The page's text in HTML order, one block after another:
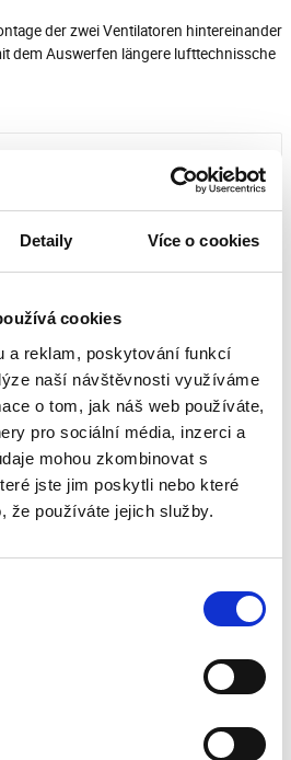
Detaily Více o cookies
cookies
a reklam, poskytování funkcí
naší návštěvnosti využíváme
o tom, jak náš web používáte,
pro sociální média, inzerci a
mohou zkombinovat s
jste jim poskytli nebo které
že používáte jejich služby.
der zwei Ventilatoren hintereinander
dem Auswerfen längere lufttechnissche
noch nicht bewertet.
müssen Sie sich
einloggen.
Sie das Produkt